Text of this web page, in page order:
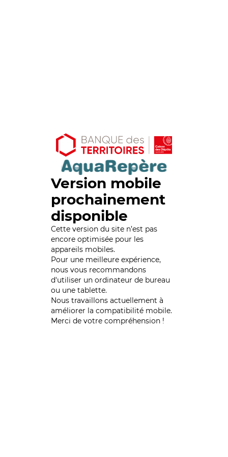
Version mobile
prochainement
disponible
Cette version du site n’est pas
encore optimisée pour les
appareils mobiles.
Pour une meilleure expérience,
nous vous recommandons
d'utiliser un ordinateur de bureau
ou une tablette.
Nous travaillons actuellement à
améliorer la compatibilité mobile.
Merci de votre compréhension !